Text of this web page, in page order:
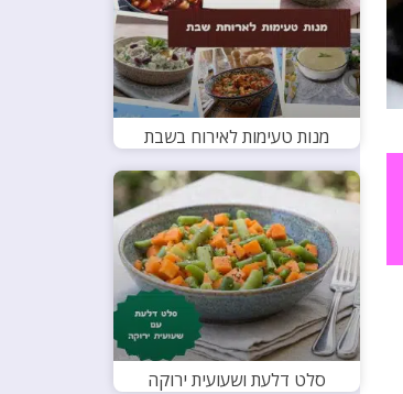
מנות טעימות לאירוח בשבת
סלט דלעת ושעועית ירוקה